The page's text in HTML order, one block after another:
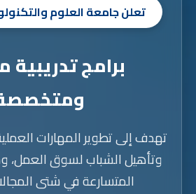
تعلن جامعة العلوم
برامج تدريبية
تهدف إلى تطوير المهارات
وتأهيل الشباب لسوق العمل،
المتسارعة في شتى